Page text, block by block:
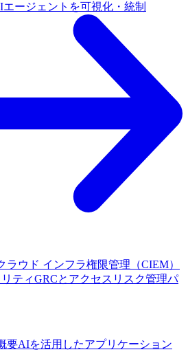
エージェントを可視化・統制
ラウド インフラ権限管理（CIEM）
ティGRCとアクセスリスク管理パ
要AIを活用したアプリケーション